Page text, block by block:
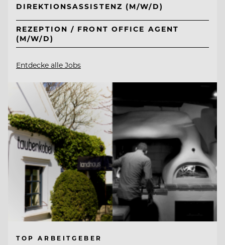
DIREKTIONSASSISTENZ (M/W/D)
REZEPTION / FRONT OFFICE AGENT
(M/W/D)
Entdecke alle Jobs
TOP ARBEITGEBER